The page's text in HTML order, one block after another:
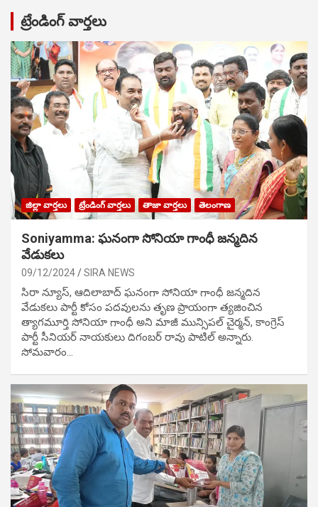
ట్రేండింగ్ వార్తలు
జిల్లా వార్తలు ట్రేండింగ్ వార్తలు తాజా వార్తలు తెలంగాణ
Soniyamma: ఘ‌నంగా సోనియా గాంధీ జ‌న్మ‌దిన
వేడుక‌లు
09/12/2024 SIRA NEWS
సిరా న్యూస్, ఆదిలాబాద్ ఘ‌నంగా సోనియా గాంధీ జ‌న్మ‌దిన
వేడుక‌లు పార్టీ కోసం ప‌ద‌వుల‌ను తృణ ప్రాయంగా త్య‌జించిన
త్యాగమూర్తి సోనియా గాంధీ అని మాజీ మున్సిప‌ల్ చైర్మ‌న్, కాంగ్రెస్
పార్టీ సీనియ‌ర్ నాయ‌కులు దిగంబ‌ర్ రావు పాటిల్ అన్నారు.
సోమవారం…